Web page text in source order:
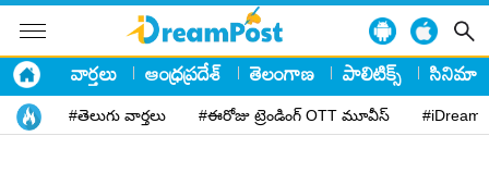
వార్తలు ఆంధ్రప్రదేశ్ తెలంగాణ పాలిటిక్స్ సినిమా
#తెలుగు వార్తలు #ఈరోజు ట్రెండింగ్ OTT మూవీస్